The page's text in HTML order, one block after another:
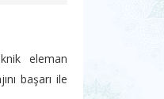
eleman
başarı ile